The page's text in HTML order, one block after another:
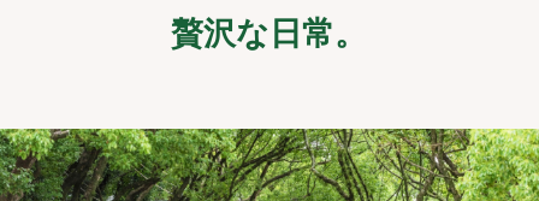
贅沢な日常。